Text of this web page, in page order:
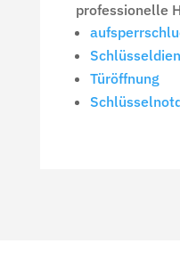
professionelle
Türöffnung